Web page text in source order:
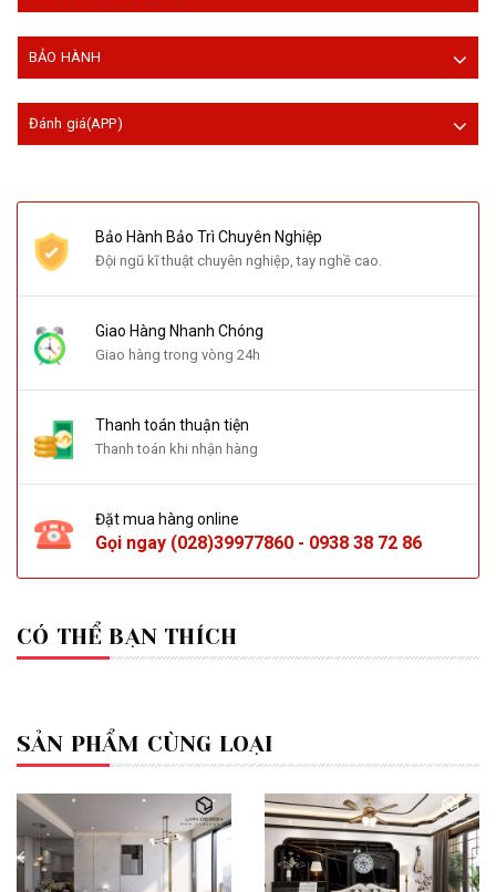
BẢO HÀNH
Đánh giá(APP)
Bảo Hành Bảo Trì Chuyên Nghiệp
Đội ngũ kĩ thuật chuyên nghiệp, tay nghề cao.
Giao Hàng Nhanh Chóng
Giao hàng trong vòng 24h
Thanh toán thuận tiện
Thanh toán khi nhận hàng
Đặt mua hàng online
Gọi ngay (028)39977860 - 0938 38 72 86
CÓ THỂ BẠN THÍCH
SẢN PHẨM CÙNG LOẠI